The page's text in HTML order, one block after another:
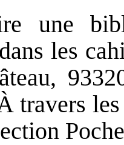
une
les
travers